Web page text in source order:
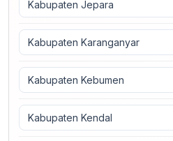
Kabupaten Jepara
Kabupaten Karanganyar
Kabupaten Kebumen
Kabupaten Kendal